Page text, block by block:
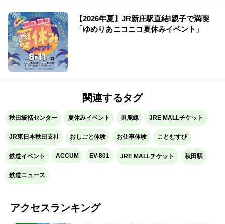
【2026年夏】JR新庄駅直結!親子で満喫
「ゆめりあニコニコ夏休みイベント」
関連するタグ
秋田統括センター 夏休みイベント 男鹿線 JRE MALLチケット
JR東日本秋田支社 おしごと体験 お仕事体験 ことむすび
鉄道イベント ACCUM EV-801 JRE MALLチケット 秋田駅
鉄道ニュース
アクセスランキング